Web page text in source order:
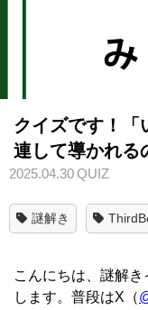
クイズです！「
連して導かれる
2025.04.30QUIZ
謎解き
こんにちは、謎解
します。普段はX（